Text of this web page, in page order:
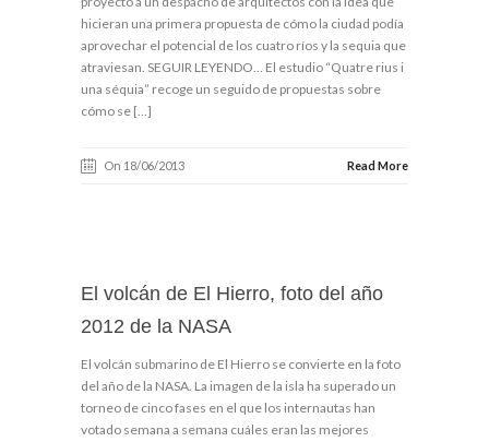
hicieran una primera propuesta de cómo la ciudad podía
aprovechar el potencial de los cuatro ríos y la sequia que
atraviesan. SEGUIR LEYENDO… El estudio “Quatre rius i
una séquia” recoge un seguido de propuestas sobre
cómo se […]
On 18/06/2013 Read More
El volcán de El Hierro, foto del año
2012 de la NASA
El volcán submarino de El Hierro se convierte en la foto
del año de la NASA. La imagen de la isla ha superado un
torneo de cinco fases en el que los internautas han
votado semana a semana cuáles eran las mejores